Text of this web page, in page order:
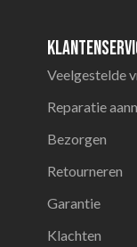
Veelgestelde
Reparatie
Bezorgen
Retourneren
Garantie
Klachten